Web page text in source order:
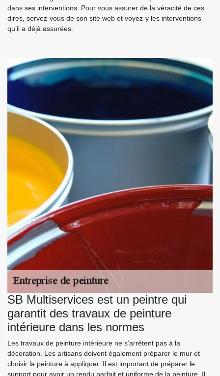
dans ses interventions. Pour vous assurer de la véracité de ces
dires, servez-vous de son site web et voyez-y les interventions
qu’il a déjà assurées.
SB Multiservices est un peintre qui
garantit des travaux de peinture
intérieure dans les normes
Les travaux de peinture intérieure ne s’arrêtent pas à la
décoration. Les artisans doivent également préparer le mur et
choisir la peinture à appliquer. Il est important de préparer le
support pour avoir un rendu parfait et uniforme de la peinture. Il